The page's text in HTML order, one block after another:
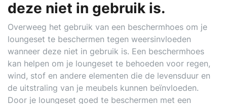
deze niet in gebruik is.
Overweeg het gebruik van een beschermhoes om je
loungeset te beschermen tegen weersinvloeden
wanneer deze niet in gebruik is. Een beschermhoes
kan helpen om je loungeset te behoeden voor regen,
wind, stof en andere elementen die de levensduur en
de uitstraling van je meubels kunnen beïnvloeden.
Door je loungeset goed te beschermen met een